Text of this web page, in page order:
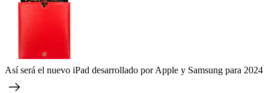
Así será el nuevo iPad desarrollado por Apple y Samsung para 2024